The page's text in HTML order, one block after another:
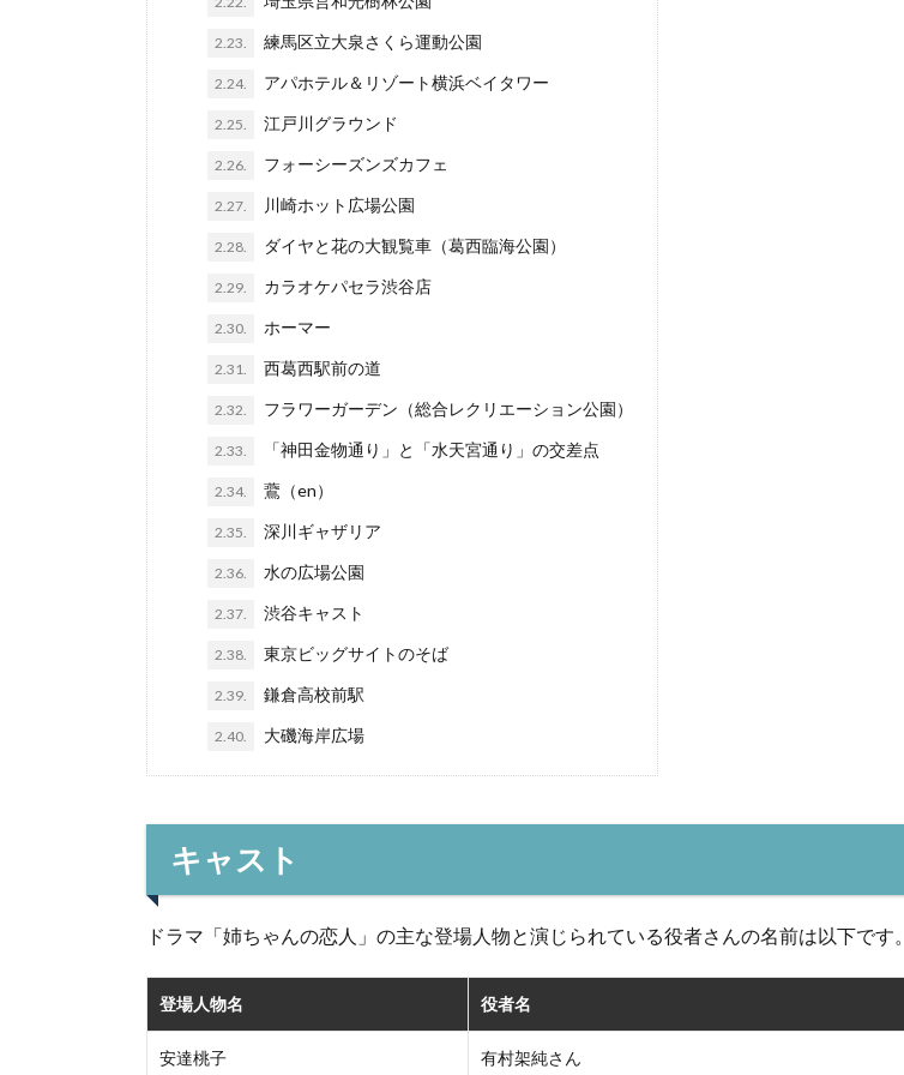
2.23. 練馬区立大泉さくら運動公園
2.24. アパホテル＆リゾート横浜ベイタワー
2.25. 江戸川グラウンド
2.26. フォーシーズンズカフェ
2.27. 川崎ホット広場公園
2.28. ダイヤと花の大観覧車（葛西臨海公園）
2.29. カラオケパセラ渋谷店
2.30. ホーマー
2.31. 西葛西駅前の道
2.32. フラワーガーデン（総合レクリエーション公園）
2.33. 「神田金物通り」と「水天宮通り」の交差点
2.34. 鷰（en）
2.35. 深川ギャザリア
2.36. 水の広場公園
2.37. 渋谷キャスト
2.38. 東京ビッグサイトのそば
2.39. 鎌倉高校前駅
2.40. 大磯海岸広場
キャスト
ドラマ「姉ちゃんの恋人」の主な登場人物と演じられている役者さんの名前は以下です。
登場人物名 役者名
安達桃子 有村架純さん